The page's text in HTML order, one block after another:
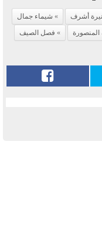
نيرة أشرف
شيماء جمال
المنصورة فصل الصيف